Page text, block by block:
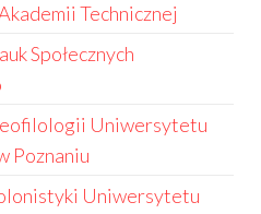
Technicznej
Społecznych
Uniwersytetu
Poznaniu
Uniwersytetu